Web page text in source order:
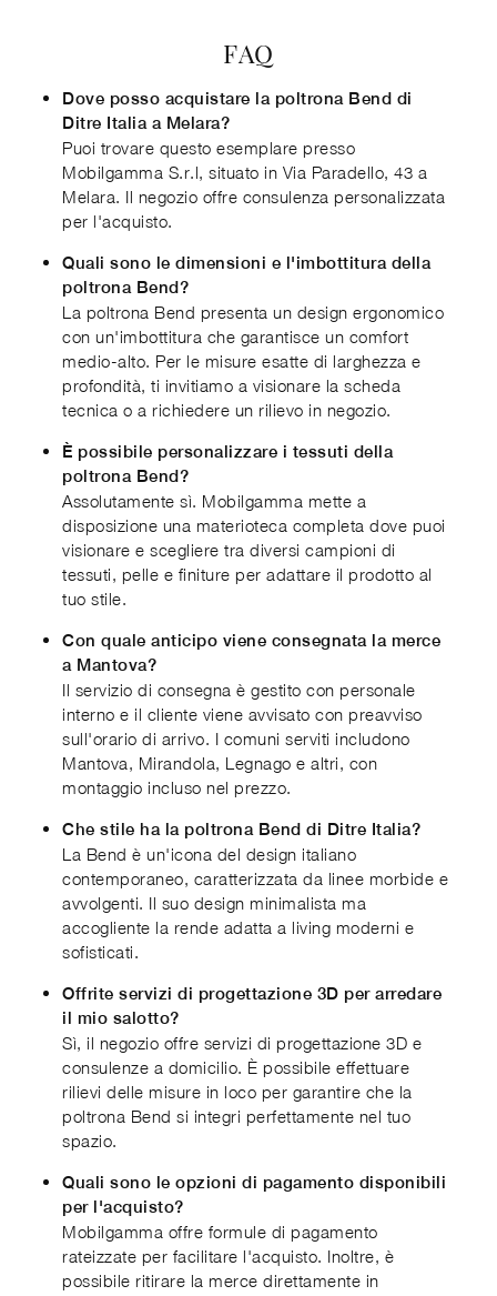
FAQ
Dove posso acquistare la poltrona Bend di
Ditre Italia a Melara?
Puoi trovare questo esemplare presso
Mobilgamma S.r.l, situato in Via Paradello, 43 a
Melara. Il negozio offre consulenza personalizzata
per l'acquisto.
Quali sono le dimensioni e l'imbottitura della
poltrona Bend?
La poltrona Bend presenta un design ergonomico
con un'imbottitura che garantisce un comfort
medio-alto. Per le misure esatte di larghezza e
profondità, ti invitiamo a visionare la scheda
tecnica o a richiedere un rilievo in negozio.
È possibile personalizzare i tessuti della
poltrona Bend?
Assolutamente sì. Mobilgamma mette a
disposizione una materioteca completa dove puoi
visionare e scegliere tra diversi campioni di
tessuti, pelle e finiture per adattare il prodotto al
tuo stile.
Con quale anticipo viene consegnata la merce
a Mantova?
Il servizio di consegna è gestito con personale
interno e il cliente viene avvisato con preavviso
sull'orario di arrivo. I comuni serviti includono
Mantova, Mirandola, Legnago e altri, con
montaggio incluso nel prezzo.
Che stile ha la poltrona Bend di Ditre Italia?
La Bend è un'icona del design italiano
contemporaneo, caratterizzata da linee morbide e
avvolgenti. Il suo design minimalista ma
accogliente la rende adatta a living moderni e
sofisticati.
Offrite servizi di progettazione 3D per arredare
il mio salotto?
Sì, il negozio offre servizi di progettazione 3D e
consulenze a domicilio. È possibile effettuare
rilievi delle misure in loco per garantire che la
poltrona Bend si integri perfettamente nel tuo
spazio.
Quali sono le opzioni di pagamento disponibili
per l'acquisto?
Mobilgamma offre formule di pagamento
rateizzate per facilitare l'acquisto. Inoltre, è
possibile ritirare la merce direttamente in